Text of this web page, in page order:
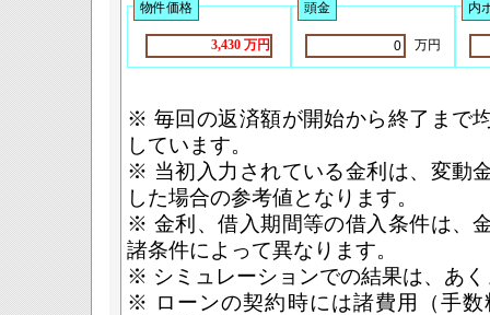
物件価格
3,430 万円
頭金
万円
内
※ 毎回の返済額が開始から終了まで
しています。
※ 当初入力されている金利は、変動
した場合の参考値となります。
※ 金利、借入期間等の借入条件は、
諸条件によって異なります。
※ シミュレーションでの結果は、あ
※ ローンの契約時には諸費用（手